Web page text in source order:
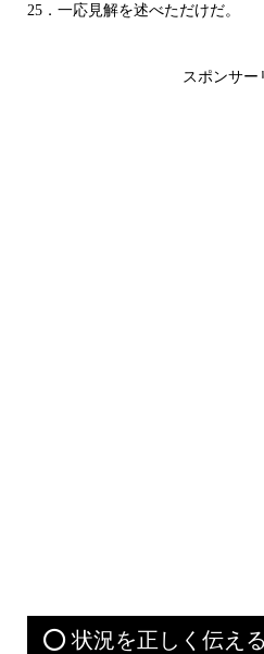
25．一応見解を述べただけだ。
スポンサー
⭕ 状況を正しく伝え